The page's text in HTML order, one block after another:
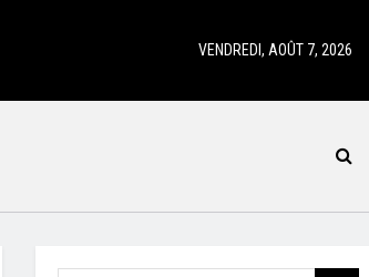
VENDREDI, AOÛT 7, 2026